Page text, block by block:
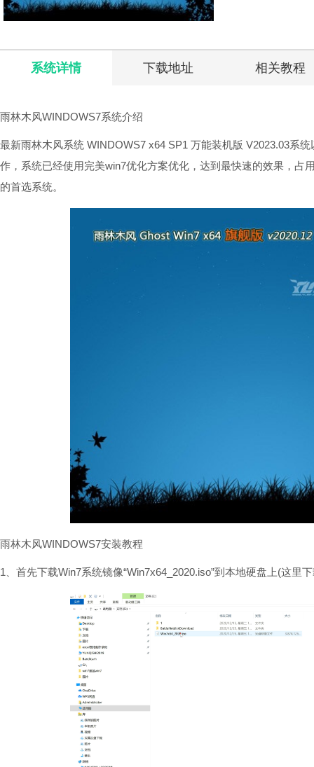
系统详情 下载地址 相关教程
雨林木风WINDOWS7系统介绍
最新雨林木风系统 WINDOWS7 x64 SP1 万能装机版 V2023.03系
作，系统已经使用完美win7优化方案优化，达到最快速的效果，占
的首选系统。
雨林木风WINDOWS7安装教程
1、首先下载Win7系统镜像“Win7x64_2020.iso”到本地硬盘上(这里